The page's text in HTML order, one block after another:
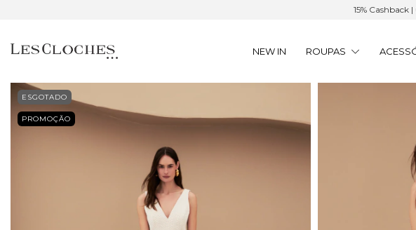
15% Cashback
NEW IN ROUPAS
ESGOTADO
PROMOÇÃO